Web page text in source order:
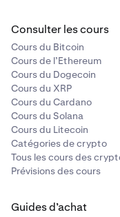
Consulter les cours
Cours du Bitcoin
Cours de l’Ethereum
Cours du Dogecoin
Cours du XRP
Cours du Cardano
Cours du Solana
Cours du Litecoin
Catégories de crypto
Tous les cours des
Prévisions des cours
Guides d’achat